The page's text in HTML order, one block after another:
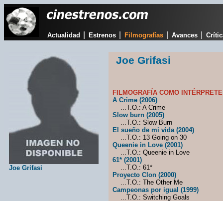
Actualidad Estrenos Filmografías Avances
Joe Grifasi
Joe Grifasi
FILMOGRAFÍA COMO
A Crime (2006)
...T.O.: A Crime
Slow burn (2005)
...T.O.: Slow Burn
El sueño de mi vida (2004)
...T.O.: 13 Going on 30
Queenie in Love (2001)
...T.O.: Queenie in Love
61* (2001)
...T.O.: 61*
Proyecto Clon (2000)
...T.O.: The Other Me
Campeonas por igual (1999)
...T.O.: Switching Goals